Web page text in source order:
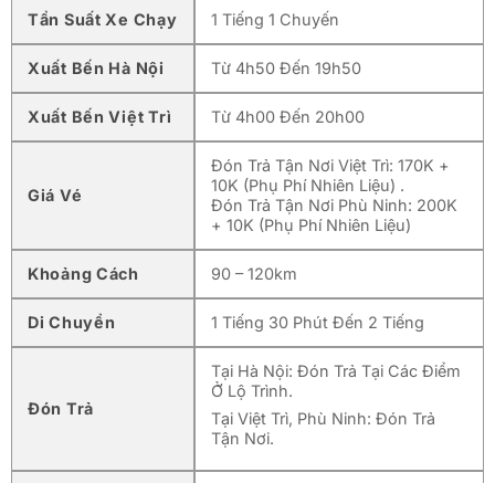
Tần Suất Xe Chạy 1 Tiếng 1 Chuyến
Xuất Bến Hà Nội Từ 4h50 Đến 19h50
Xuất Bến Việt Trì Từ 4h00 Đến 20h00
Giá Vé
Đón Trả Tận Nơi Việt Trì: 170K +
10K (Phụ Phí Nhiên Liệu) .
Đón Trả Tận Nơi Phù Ninh: 200K
+ 10K (Phụ Phí Nhiên Liệu)
Khoảng Cách 90 – 120km
Di Chuyển 1 Tiếng 30 Phút Đến 2 Tiếng
Đón Trả
Tại Hà Nội: Đón Trả Tại Các Điểm
Ở Lộ Trình.
Tại Việt Trì, Phù Ninh: Đón Trả
Tận Nơi.